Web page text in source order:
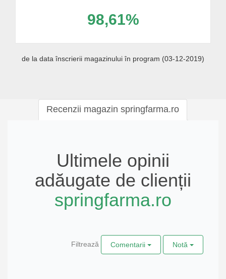
98,61%
de la data înscrierii magazinului în program (03-12-2019)
Recenzii magazin springfarma.ro
Ultimele opinii
adăugate de clienții
springfarma.ro
Filtrează Comentarii Notă